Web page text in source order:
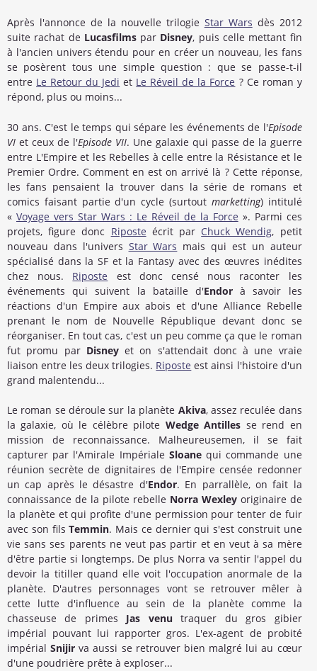
Après l'annonce de la nouvelle trilogie Star Wars dès 2012
suite rachat de Lucasfilmspar Disney, puis celle mettant fin
à l'ancien univers étendu pour en créer un nouveau, les fans
se posèrent tous une simple question : que se passe-t-il
entre Le Retour du Jedi et Le Réveil de la Force ? Ce roman y
répond, plus ou moins...
30 ans. C'est le temps qui sépare les événements de l'Episode
VI et ceux de l'Episode VII. Une galaxie qui passe de la guerre
entre L'Empire et les Rebelles à celle entre la Résistance et le
Premier Ordre. Comment en est on arrivé là ? Cette réponse,
les fans pensaient la trouver dans la série de romans et
comics faisant partie d'un cycle (surtout marketting) intitulé
« Voyage vers Star Wars : Le Réveil de la Force ». Parmi ces
projets, figure donc Riposte écrit par Chuck Wendig, petit
nouveau dans l'univers Star Wars mais qui est un auteur
spécialisé dans la SF et la Fantasy avec des œuvres inédites
chez nous. Riposte est donc censé nous raconter les
événements qui suivent la bataille d'Endor à savoir les
réactions d'un Empire aux abois et d'une Alliance Rebelle
prenant le nom de Nouvelle République devant donc se
réorganiser. En tout cas, c'est un peu comme ça que le roman
fut promu par Disneyet on s'attendait donc à une vraie
liaison entre les deux trilogies. Riposte est ainsi l'histoire d'un
grand malentendu...
Le roman se déroule sur la planète Akiva, assez reculée dans
la galaxie, où le célèbre pilote Wedge Antilles se rend en
mission de reconnaissance. Malheureusemen, il se fait
capturer par l'Amirale Impériale Sloanequi commande une
réunion secrète de dignitaires de l'Empire censée redonner
un cap après le désastre d'Endor. En parrallèle, on fait la
connaissance de la pilote rebelle Norra Wexleyoriginaire de
la planète et qui profite d'une permission pour tenter de fuir
avec son filsTemmin. Mais ce dernier qui s'est construit une
vie sans ses parents ne veut pas partir et en veut à sa mère
d'être partie si longtemps. De plus Norra va sentir l'appel du
devoir la titiller quand elle voit l'occupation anormale de la
planète. D'autres personnages vont se retrouver mêler à
cette lutte d'influence au sein de la planète comme la
chasseuse de primes Jas venu traquer du gros gibier
impérial pouvant lui rapporter gros. L'ex-agent de probité
impérialSnijir va aussi se retrouver bien malgré lui au cœur
d'une poudrière prête à exploser...